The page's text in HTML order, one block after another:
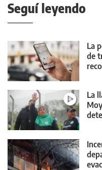
Seguí leyendo
La
de
La